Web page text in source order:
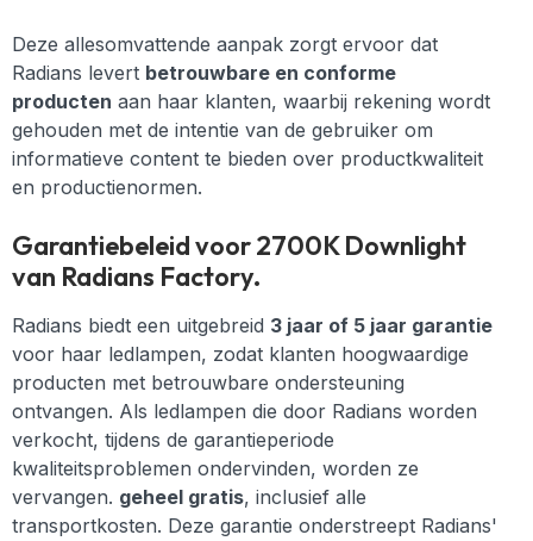
Deze allesomvattende aanpak zorgt ervoor dat
Radians levert betrouwbare en conforme
producten aan haar klanten, waarbij rekening wordt
gehouden met de intentie van de gebruiker om
informatieve content te bieden over productkwaliteit
en productienormen.
Garantiebeleid voor 2700K Downlight
van Radians Factory.
Radians biedt een uitgebreid 3 jaar of 5 jaar garantie
voor haar ledlampen, zodat klanten hoogwaardige
producten met betrouwbare ondersteuning
ontvangen. Als ledlampen die door Radians worden
verkocht, tijdens de garantieperiode
kwaliteitsproblemen ondervinden, worden ze
vervangen. geheel gratis, inclusief alle
transportkosten. Deze garantie onderstreept Radians'